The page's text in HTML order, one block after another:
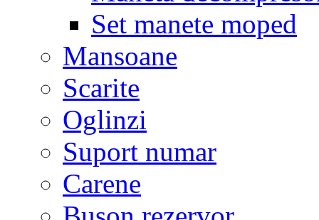
Set manete moped
Mansoane
Scarite
Oglinzi
Suport numar
Carene